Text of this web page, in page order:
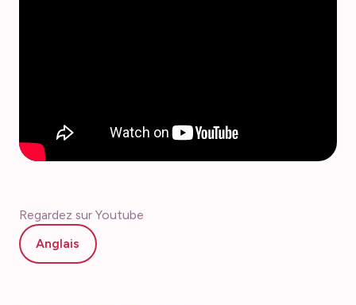
Regardez sur Youtube
Anglais